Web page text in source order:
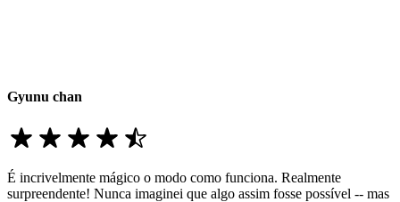
Gyunu chan
É incrivelmente mágico o modo como funciona. Realmente
surpreendente! Nunca imaginei que algo assim fosse possível -- mas